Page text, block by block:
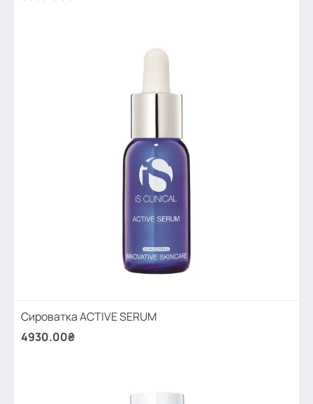
Сироватка ACTIVE SERUM
4930.00₴